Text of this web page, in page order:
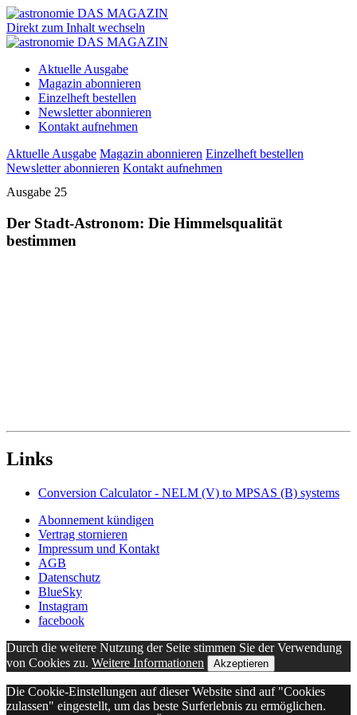
Direkt zum Inhalt wechseln
Aktuelle Ausgabe
Magazin abonnieren
Einzelheft bestellen
Newsletter abonnieren
Kontakt aufnehmen
Aktuelle Ausgabe Magazin abonnieren Einzelheft bestellen
Newsletter abonnieren Kontakt aufnehmen
Ausgabe 25
Der Stadt-Astronom: Die Himmelsqualität
bestimmen
Links
Conversion Calculator - NELM (V) to MPSAS (B) systems
Abonnement kündigen
Vertrag stornieren
Impressum und Kontakt
AGB
Datenschutz
BlueSky
Instagram
facebook
Durch die weitere Nutzung der Seite stimmen Sie der Verwendung
von Cookies zu. Weitere Informationen Akzeptieren
Die Cookie-Einstellungen auf dieser Website sind auf "Cookies
zulassen" eingestellt, um das beste Surferlebnis zu ermöglichen.